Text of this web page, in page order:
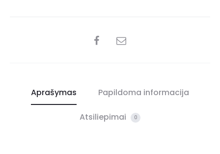
Aprašymas Papildoma informacija
Atsiliepimai 0